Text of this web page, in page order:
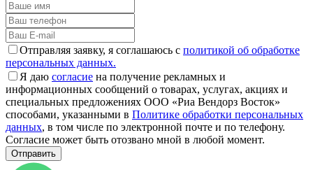
Отправляя заявку, я соглашаюсь с политикой об обработке
персональных данных.
Я даю согласие на получение рекламных и
информационных сообщений о товарах, услугах, акциях и
специальных предложениях ООО «Риа Вендорз Восток»
способами, указанными в Политике обработки персональных
данных, в том числе по электронной почте и по телефону.
Согласие может быть отозвано мной в любой момент.